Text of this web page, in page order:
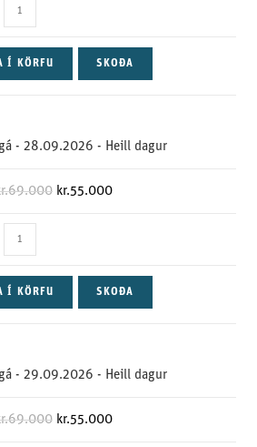
Í KÖRFU SKOÐA
- 28.09.2026 - Heill dagur
69.000 kr.55.000
Í KÖRFU SKOÐA
- 29.09.2026 - Heill dagur
69.000 kr.55.000